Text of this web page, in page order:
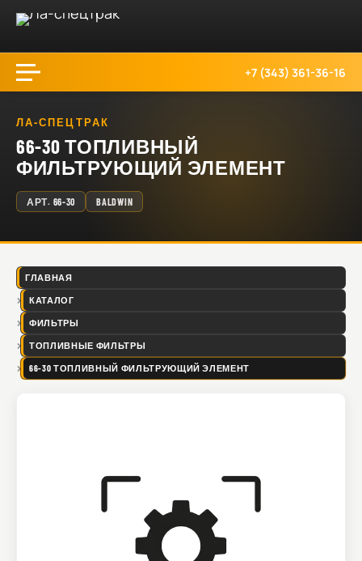
+7 (343) 361-36-16
ЛА-СПЕЦТРАК
66-30 ТОПЛИВНЫЙ
ФИЛЬТРУЮЩИЙ ЭЛЕМЕНТ
АРТ. 66-30 BALDWIN
ГЛАВНАЯ
КАТАЛОГ
ФИЛЬТРЫ
ТОПЛИВНЫЕ ФИЛЬТРЫ
66-30 ТОПЛИВНЫЙ ФИЛЬТРУЮЩИЙ ЭЛЕМЕНТ